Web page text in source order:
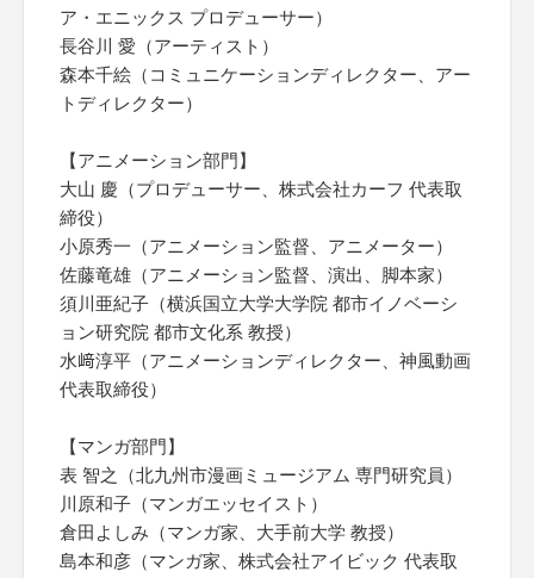
ア・エニックス プロデューサー）
長谷川 愛（アーティスト）
森本千絵（コミュニケーションディレクター、アー
トディレクター）
【アニメーション部門】
大山 慶（プロデューサー、株式会社カーフ 代表取
締役）
小原秀一（アニメーション監督、アニメーター）
佐藤竜雄（アニメーション監督、演出、脚本家）
須川亜紀子（横浜国立大学大学院 都市イノベーシ
ョン研究院 都市文化系 教授）
水﨑淳平（アニメーションディレクター、神風動画
代表取締役）
【マンガ部門】
表 智之（北九州市漫画ミュージアム 専門研究員）
川原和子（マンガエッセイスト）
倉田よしみ（マンガ家、大手前大学 教授）
島本和彦（マンガ家、株式会社アイビック 代表取